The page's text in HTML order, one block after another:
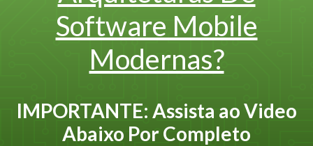
Software Mobile
Modernas?
IMPORTANTE: Assista ao Video
Abaixo Por Completo